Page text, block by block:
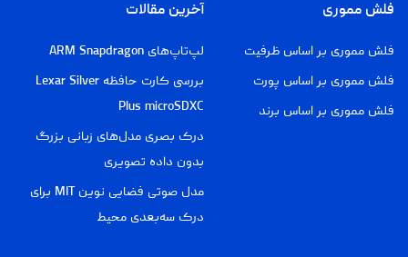
فلش مموری
فلش مموری بر اساس ظرفیت
فلش مموری بر اساس پورت
فلش مموری بر اساس برند
آخرین مقالات
لپ‌تاپ‌های ARM Snapdragon
بررسی کارت حافظه Lexar Silver
Plus microSDXC
درک بصری مدل‌های زبانی بزرگ
بدون داده تصویری
مدل صوتی فضایی نوین MIT برای
درک سه‌بعدی محیط